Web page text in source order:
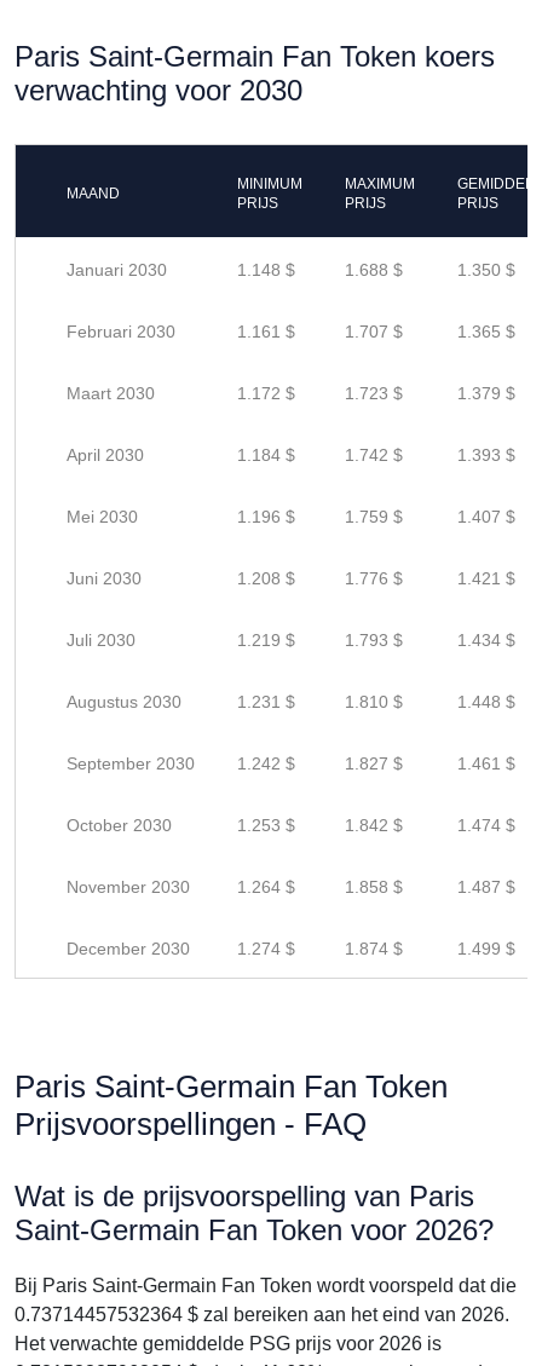
Paris Saint-Germain Fan Token koers
verwachting voor 2030
MAAND
MINIMUM
PRIJS
MAXIMUM
PRIJS
PRIJS
Januari 2030 1.148 $ 1.688 $ 1.350 $
Februari 2030 1.161 $ 1.707 $ 1.365 $
Maart 2030 1.172 $ 1.723 $ 1.379 $
April 2030 1.184 $ 1.742 $ 1.393 $
Mei 2030 1.196 $ 1.759 $ 1.407 $
Juni 2030 1.208 $ 1.776 $ 1.421 $
Juli 2030 1.219 $ 1.793 $ 1.434 $
Augustus 2030 1.231 $ 1.810 $ 1.448 $
September 2030 1.242 $ 1.827 $ 1.461 $
October 2030 1.253 $ 1.842 $ 1.474 $
November 2030 1.264 $ 1.858 $ 1.487 $
December 2030 1.274 $ 1.874 $ 1.499 $
Paris Saint-Germain Fan Token
Prijsvoorspellingen - FAQ
Wat is de prijsvoorspelling van Paris
Saint-Germain Fan Token voor 2026?
Bij Paris Saint-Germain Fan Token wordt voorspeld dat die
0.73714457532364 $ zal bereiken aan het eind van 2026.
Het verwachte gemiddelde PSG prijs voor 2026 is